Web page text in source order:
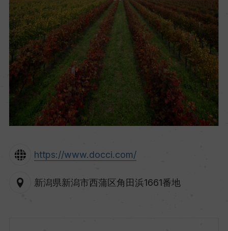
https://www.docci.com/
新潟県新潟市西蒲区角田浜1661番地